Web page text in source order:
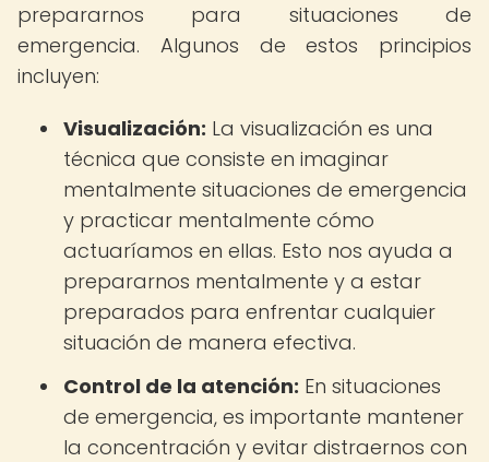
prepararnos para situaciones de
emergencia. Algunos de estos principios
incluyen:
Visualización: La visualización es una
técnica que consiste en imaginar
mentalmente situaciones de emergencia
y practicar mentalmente cómo
actuaríamos en ellas. Esto nos ayuda a
prepararnos mentalmente y a estar
preparados para enfrentar cualquier
situación de manera efectiva.
Control de la atención: En situaciones
de emergencia, es importante mantener
la concentración y evitar distraernos con